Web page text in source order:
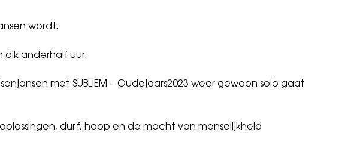
wordt.
dik anderhalf uur.
met SUBLIEM – Oudejaars2023 weer gewoon solo gaat
durf, hoop en de macht van menselijkheid